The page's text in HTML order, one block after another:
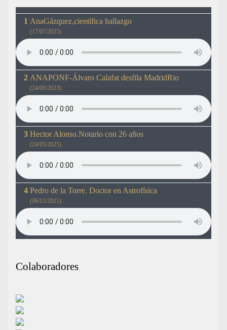
AnaGázquez,científica hallazgo
(17/07/2025)
ANAPONF-Álvaro Calafat desfila MadridRio
(24/09/2023)
Hector Alonso.Notario con 26 años
(24/05/2025)
Pedro de la Torre. Doctor en Astrofísica
(06/11/2021)
Colaboradores